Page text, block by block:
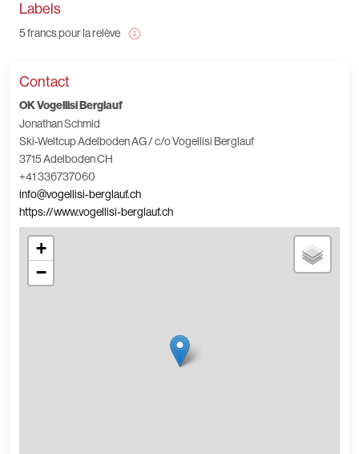
Labels
5 francs pour la relève
Contact
OK Vogellisi Berglauf
Jonathan Schmid
Ski-Weltcup Adelboden AG / c/o Vogellisi Berglauf
3715 Adelboden CH
+41 336737060
info@vogellisi-berglauf.ch
https://www.vogellisi-berglauf.ch
+
−